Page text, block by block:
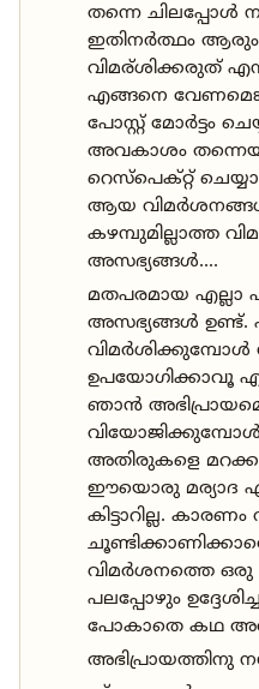
തന്നെ ചിലപ്പോൾ
ഇതിനർത്ഥം
വിമര്ശിക്കരുത്
എങ്ങനെ
പോസ്റ്റ് മോർട്ടം
അവകാശം
റെസ്പെക്റ്റ്
ആയ
കഴമ്പുമില്ലാത്ത
അസഭ്യങ്ങൾ....
മതപരമായ
അസഭ്യങ്ങൾ
വിമർശിക്കുമ്പോൾ
ഉപയോഗിക്കാവൂ
ഞാൻ
അതിരുകളെ
ഈയൊരു മര്യാദ
കിട്ടാറില്ല.
വിമർശനത്തെ ഒരു
പലപ്പോഴും
പോകാതെ കഥ
അഭിപ്രായത്തിനു